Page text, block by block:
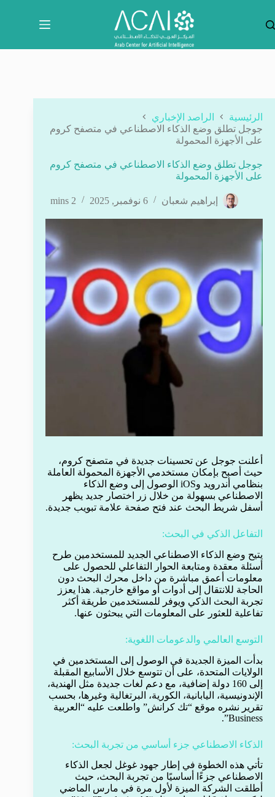
المحتوى
الرئيسية
الراصد الإخباري
جوجل تطلق وضع الذكاء الاصطناعي في متصفح كروم
على الأجهزة المحمولة
جوجل تطلق وضع الذكاء الاصطناعي في متصفح كروم
على الأجهزة المحمولة
إبراهيم شعبان 6 نوفمبر, 2025 2 mins
أعلنت جوجل عن تحسينات جديدة في متصفح كروم،
حيث أصبح بإمكان مستخدمي الأجهزة المحمولة العاملة
بنظامي أندرويد وiOS الوصول إلى وضع الذكاء
الاصطناعي بسهولة من خلال زر اختصار جديد يظهر
أسفل شريط البحث عند فتح صفحة علامة تبويب جديدة.
التفاعل الذكي في البحث:
يتيح وضع الذكاء الاصطناعي الجديد للمستخدمين طرح
أسئلة معقدة ومتابعة الحوار التفاعلي للحصول على
معلومات أعمق مباشرة من داخل محرك البحث دون
الحاجة للانتقال إلى أدوات أو مواقع خارجية. هذا يعزز
تجربة البحث الذكي ويوفر للمستخدمين طريقة أكثر
تفاعلية للعثور على المعلومات التي يبحثون عنها.
التوسع العالمي والدعومات اللغوية:
بدأت الميزة الجديدة في الوصول إلى المستخدمين في
الولايات المتحدة، على أن تتوسع خلال الأسابيع المقبلة
إلى 160 دولة إضافية، مع دعم لغات جديدة مثل الهندية،
الإندونيسية، اليابانية، الكورية، البرتغالية وغيرها، بحسب
تقرير نشره موقع “تك كرانش” واطلعت عليه “العربية
Business”.
الذكاء الاصطناعي جزء أساسي من تجربة البحث:
تأتي هذه الخطوة في إطار جهود غوغل لجعل الذكاء
الاصطناعي جزءًا أساسيًا من تجربة البحث، حيث
أطلقت الشركة الميزة لأول مرة في مارس الماضي